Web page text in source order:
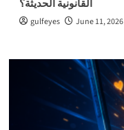
القانونية الحديثة؟
gulfeyes June 11, 2026